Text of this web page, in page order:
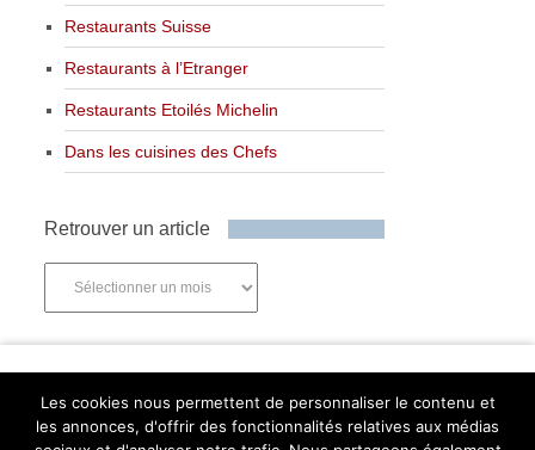
Restaurants Suisse
Restaurants à l’Etranger
Restaurants Etoilés Michelin
Dans les cuisines des Chefs
Retrouver un article
Les cookies nous permettent de personnaliser le contenu et
les annonces, d'offrir des fonctionnalités relatives aux médias